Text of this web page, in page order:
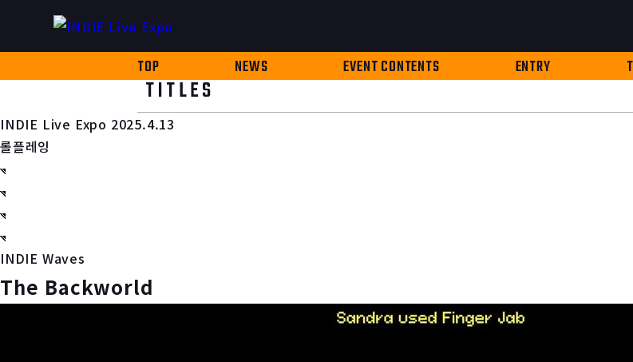
TOP NEWS EVENT CONTENTS ENTRY
TITLES
INDIE Live Expo 2025.4.13
롤플레잉
INDIE Waves
The Backworld